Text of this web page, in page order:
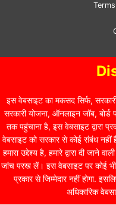
इस वेबसाइट का मकसद सिर्फ,
सरकारी योजना, ऑनलाइन जॉब, बोर्ड
तक पहुंचाना है, इस वेबसाइट द्वारा
वेबसाइट को सरकार से कोई संबंध नहीं
हमारा उद्देश्य है, हमारे द्वारा दी जाने
जांच परख लें। इस वेबसाइट पर कोई भी
प्रकार से जिम्मेदार नहीं होगा.
अधिकारिक